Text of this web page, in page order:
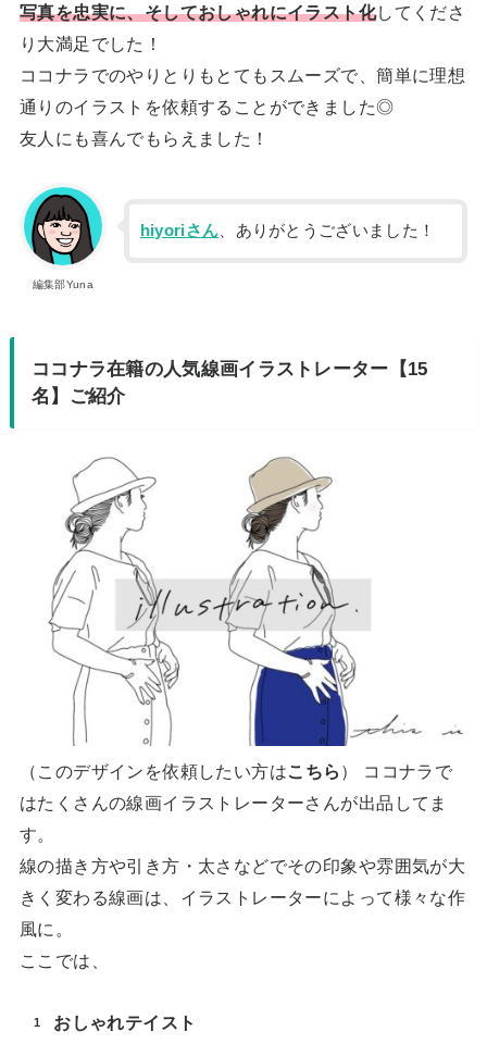
写真を忠実に、そしておしゃれにイラスト化してくださ
り大満足でした！
ココナラでのやりとりもとてもスムーズで、簡単に理想
通りのイラストを依頼することができました◎
友人にも喜んでもらえました！
編集部Yuna
hiyoriさん、ありがとうございました！
ココナラ在籍の人気線画イラストレーター【15
名】ご紹介
（このデザインを依頼したい方はこちら ） ココナラで
はたくさんの線画イラストレーターさんが出品してま
す。
線の描き方や引き方・太さなどでその印象や雰囲気が大
きく変わる線画は、イラストレーターによって様々な作
風に。
ここでは、
おしゃれテイスト